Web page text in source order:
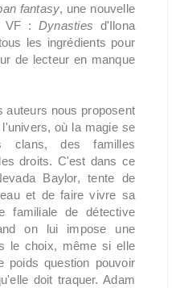
fantasy, une nouvelle
VF :Dynasties d'Ilona
les ingrédients pour
de lecteur en manque
auteurs nous proposent
où la magie se
clans, des familles
droits. C'est dans ce
Baylor, tente de
et de faire vivre sa
familiale de détective
on lui impose une
le choix, même si elle
poids question pouvoir
doit traquer. Adam